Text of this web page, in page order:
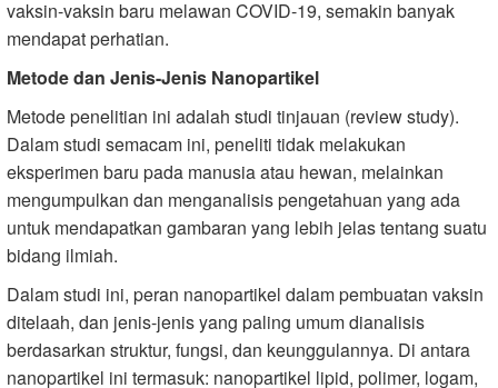
vaksin-vaksin baru melawan COVID-19, semakin banyak
mendapat perhatian.
Metode dan Jenis-Jenis Nanopartikel
Metode penelitian ini adalah studi tinjauan (review study).
Dalam studi semacam ini, peneliti tidak melakukan
eksperimen baru pada manusia atau hewan, melainkan
mengumpulkan dan menganalisis pengetahuan yang ada
untuk mendapatkan gambaran yang lebih jelas tentang suatu
bidang ilmiah.
Dalam studi ini, peran nanopartikel dalam pembuatan vaksin
ditelaah, dan jenis-jenis yang paling umum dianalisis
berdasarkan struktur, fungsi, dan keunggulannya. Di antara
nanopartikel ini termasuk: nanopartikel lipid, polimer, logam,